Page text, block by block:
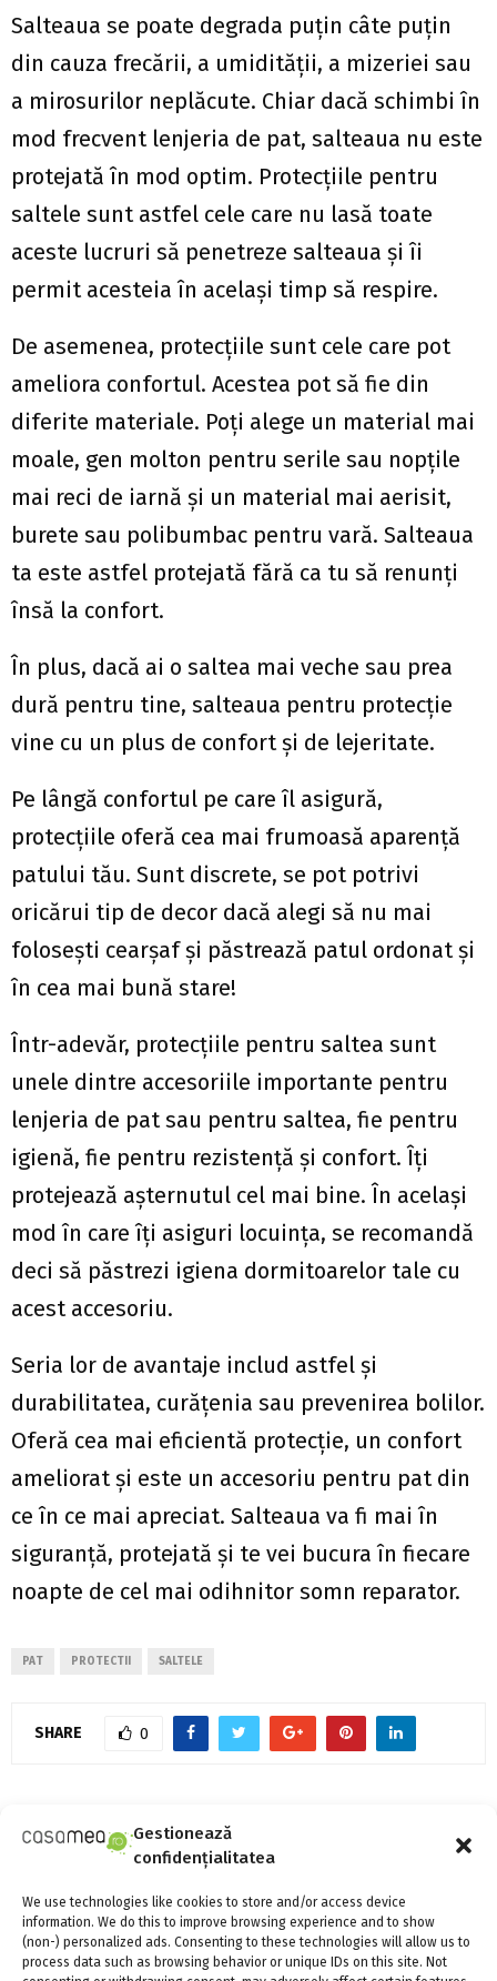
Gestionează
confidențialitatea
We use technologies like cookies to store and/or access device
information. We do this to improve browsing experience and to show
(non-) personalized ads. Consenting to these technologies will allow us to
process data such as browsing behavior or unique IDs on this site. Not
Salteaua se poate degrada puțin câte puțin
din cauza frecării, a umidității, a mizeriei sau
a mirosurilor neplăcute. Chiar dacă schimbi în
mod frecvent lenjeria de pat, salteaua nu este
protejată în mod optim. Protecțiile pentru
saltele sunt astfel cele care nu lasă toate
aceste lucruri să penetreze salteaua și îi
permit acesteia în același timp să respire.
De asemenea, protecțiile sunt cele care pot
ameliora confortul. Acestea pot să fie din
diferite materiale. Poți alege un material mai
moale, gen molton pentru serile sau nopțile
mai reci de iarnă și un material mai aerisit,
burete sau polibumbac pentru vară. Salteaua
ta este astfel protejată fără ca tu să renunți
însă la confort.
În plus, dacă ai o saltea mai veche sau prea
dură pentru tine, salteaua pentru protecție
vine cu un plus de confort și de lejeritate.
Pe lângă confortul pe care îl asigură,
protecțiile oferă cea mai frumoasă aparență
patului tău. Sunt discrete, se pot potrivi
oricărui tip de decor dacă alegi să nu mai
folosești cearșaf și păstrează patul ordonat și
în cea mai bună stare!
Într-adevăr, protecțiile pentru saltea sunt
unele dintre accesoriile importante pentru
lenjeria de pat sau pentru saltea, fie pentru
igienă, fie pentru rezistență și confort. Îți
protejează așternutul cel mai bine. În același
mod în care îți asiguri locuința, se recomandă
deci să păstrezi igiena dormitoarelor tale cu
acest accesoriu.
Seria lor de avantaje includ astfel și
durabilitatea, curățenia sau prevenirea bolilor.
Oferă cea mai eficientă protecție, un confort
ameliorat și este un accesoriu pentru pat din
ce în ce mai apreciat. Salteaua va fi mai în
siguranță, protejată și te vei bucura în fiecare
noapte de cel mai odihnitor somn reparator.
PAT PROTECTII SALTELE
SHARE 0
6 motive pentru a investi în fotolii extensibile
NEXT POST
Ghidul pentru îngrijirea gazonului